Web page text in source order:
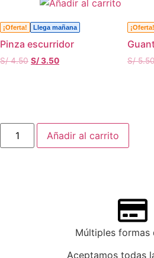
¡Oferta! Llega mañana
Pinza escurridor
S/4.50 S/3.50
¡Oferta!
S/
Añadir al carrito
Múltiples formas
Aceptamos todas